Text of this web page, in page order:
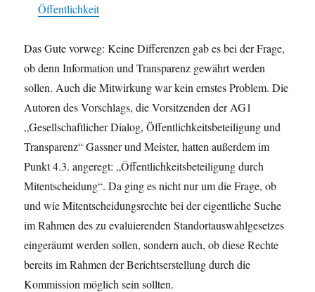
Öffentlichkeit
Das Gute vorweg: Keine Differenzen gab es bei der Frage,
ob denn Information und Transparenz gewährt werden
sollen. Auch die Mitwirkung war kein ernstes Problem. Die
Autoren des Vorschlags, die Vorsitzenden der AG1
„Gesellschaftlicher Dialog, Öffentlichkeitsbeteiligung und
Transparenz“ Gassner und Meister, hatten außerdem im
Punkt 4.3. angeregt: „Öffentlichkeitsbeteiligung durch
Mitentscheidung“. Da ging es nicht nur um die Frage, ob
und wie Mitentscheidungsrechte bei der eigentliche Suche
im Rahmen des zu evaluierenden Standortauswahlgesetzes
eingeräumt werden sollen, sondern auch, ob diese Rechte
bereits im Rahmen der Berichtserstellung durch die
Kommission möglich sein sollten.